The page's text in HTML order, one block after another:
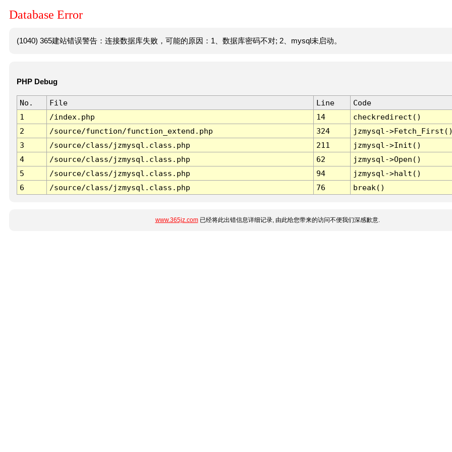
Database Error
(1040) 365建站错误警告：连接数据库失败，可能的原因：1、数据库密码不对; 2、mysql未启动。
PHP Debug
No. File Line
Code
1
/index.php 14
checkredirect()
2
/source/function/function_extend.php 324
jzmysql-
3
/source/class/jzmysql.class.php 211
jzmysql->Init()
4
/source/class/jzmysql.class.php 62
jzmysql->Open()
5
/source/class/jzmysql.class.php 94
jzmysql->halt()
6
/source/class/jzmysql.class.php 76 break()
www.365jz.com已经将此出错信息详细记录, 由此给您带来的访问不便我们深感歉意.